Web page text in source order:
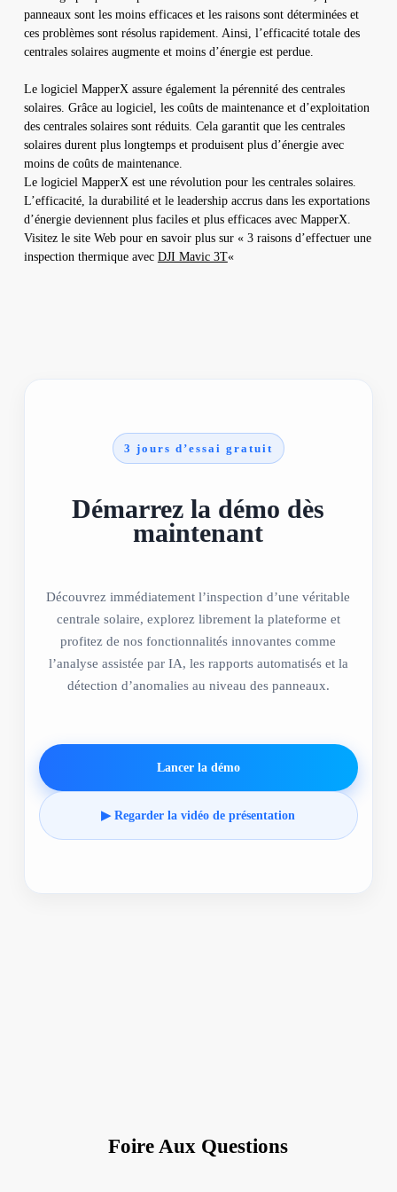
panneaux sont les moins efficaces et les raisons sont déterminées et
ces problèmes sont résolus rapidement. Ainsi, l’efficacité totale des
centrales solaires augmente et moins d’énergie est perdue.
Le logiciel MapperX assure également la pérennité des centrales
solaires. Grâce au logiciel, les coûts de maintenance et d’exploitation
des centrales solaires sont réduits. Cela garantit que les centrales
solaires durent plus longtemps et produisent plus d’énergie avec
moins de coûts de maintenance.
Le logiciel MapperX est une révolution pour les centrales solaires.
L’efficacité, la durabilité et le leadership accrus dans les exportations
d’énergie deviennent plus faciles et plus efficaces avec MapperX.
Visitez le site Web pour en savoir plus sur « 3 raisons d’effectuer une
inspection thermique avec DJI Mavic 3T«
3 jours d’essai gratuit
Démarrez la démo dès
maintenant
Découvrez immédiatement l’inspection d’une véritable
centrale solaire, explorez librement la plateforme et
profitez de nos fonctionnalités innovantes comme
l’analyse assistée par IA, les rapports automatisés et la
détection d’anomalies au niveau des panneaux.
Lancer la démo
▶ Regarder la vidéo de présentation
Foire Aux Questions